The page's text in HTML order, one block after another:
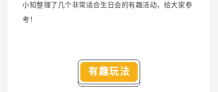
小知整理了几个非常适合生日会的有趣活动，给大家参
考！
有趣玩法